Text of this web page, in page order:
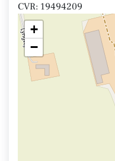
CVR: 19494209
+
−